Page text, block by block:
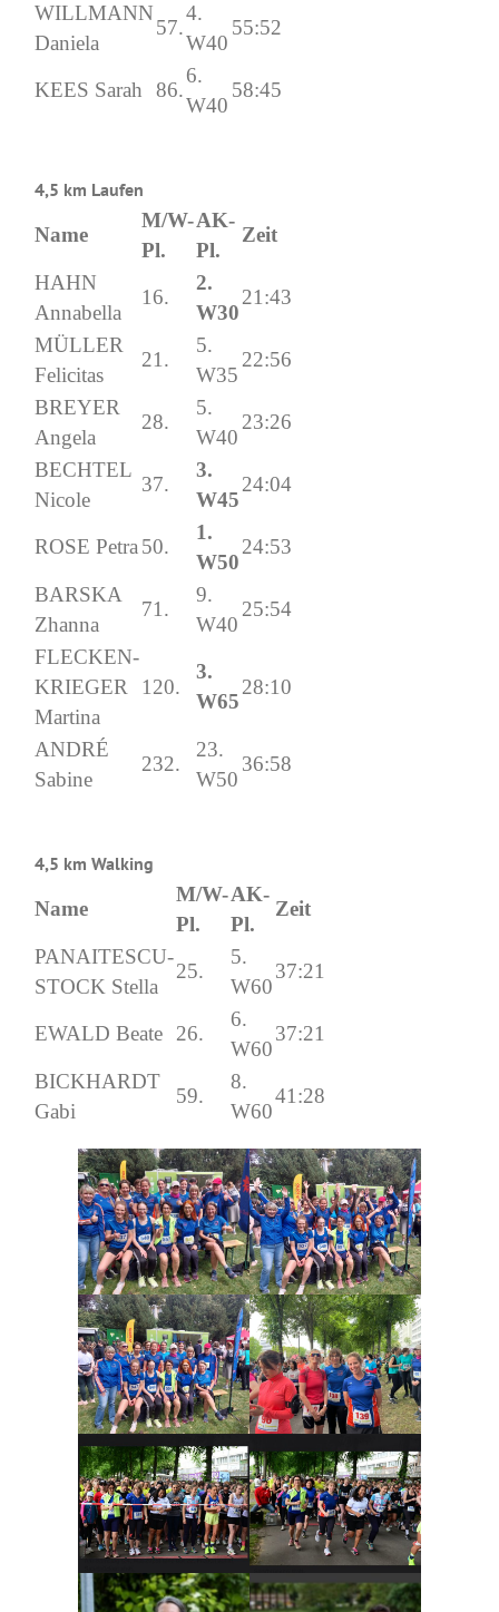
WILLMANN
Daniela
57.
4.
W40
55:52
KEES Sarah 86.
6.
W40
58:45
4,5 km Laufen
Name
M/W-
Pl.
AK-
Pl.
Zeit
HAHN
Annabella
16.
2.
W30
21:43
MÜLLER
Felicitas
21.
5.
W35
22:56
BREYER
Angela
28.
5.
W40
23:26
BECHTEL
Nicole
37.
3.
W45
24:04
ROSE Petra 50.
1.
W50
24:53
BARSKA
Zhanna
71.
9.
W40
25:54
FLECKEN-
KRIEGER
Martina
120.
3.
W65
28:10
ANDRÉ
Sabine
232.
23.
W50
36:58
4,5 km Walking
Name
M/W-
Pl.
AK-
Pl.
Zeit
PANAITESCU-
STOCK Stella
25.
5.
W60
37:21
EWALD Beate 26.
6.
W60
37:21
BICKHARDT
Gabi
59.
8.
W60
41:28